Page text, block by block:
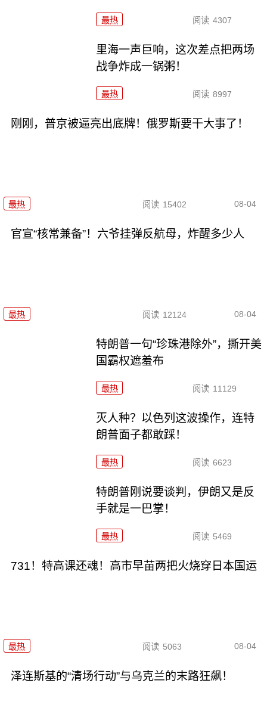
最热 阅读 4307
里海一声巨响，这次差点把两场
战争炸成一锅粥！
最热 阅读 8997
刚刚，普京被逼亮出底牌！俄罗斯要干大事了！
最热 阅读 15402 08-04
官宣“核常兼备”！六爷挂弹反航母，炸醒多少人
最热 阅读 12124 08-04
特朗普一句“珍珠港除外”，撕开美
国霸权遮羞布
最热 阅读 11129
灭人种？以色列这波操作，连特
朗普面子都敢踩！
最热 阅读 6623
特朗普刚说要谈判，伊朗又是反
手就是一巴掌！
最热 阅读 5469
731！特高课还魂！高市早苗两把火烧穿日本国运
最热 阅读 5063 08-04
泽连斯基的“清场行动”与乌克兰的末路狂飙！